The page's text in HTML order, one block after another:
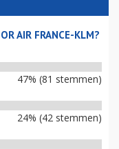
AIR FRANCE-KLM?
47% (81 stemmen)
24% (42 stemmen)